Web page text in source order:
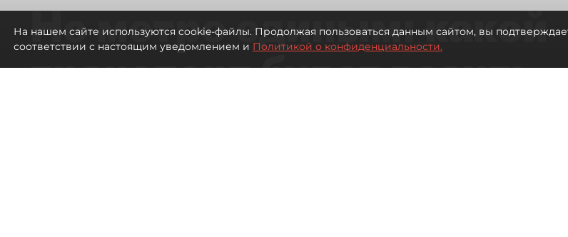
Не метро единым: какой
транспорт будет возить
На нашем сайте используются cookie-файлы. Продолжая пользоваться данным сайтом, вы
соответствии с настоящим уведомлением и Политикой о конфиденциальности.